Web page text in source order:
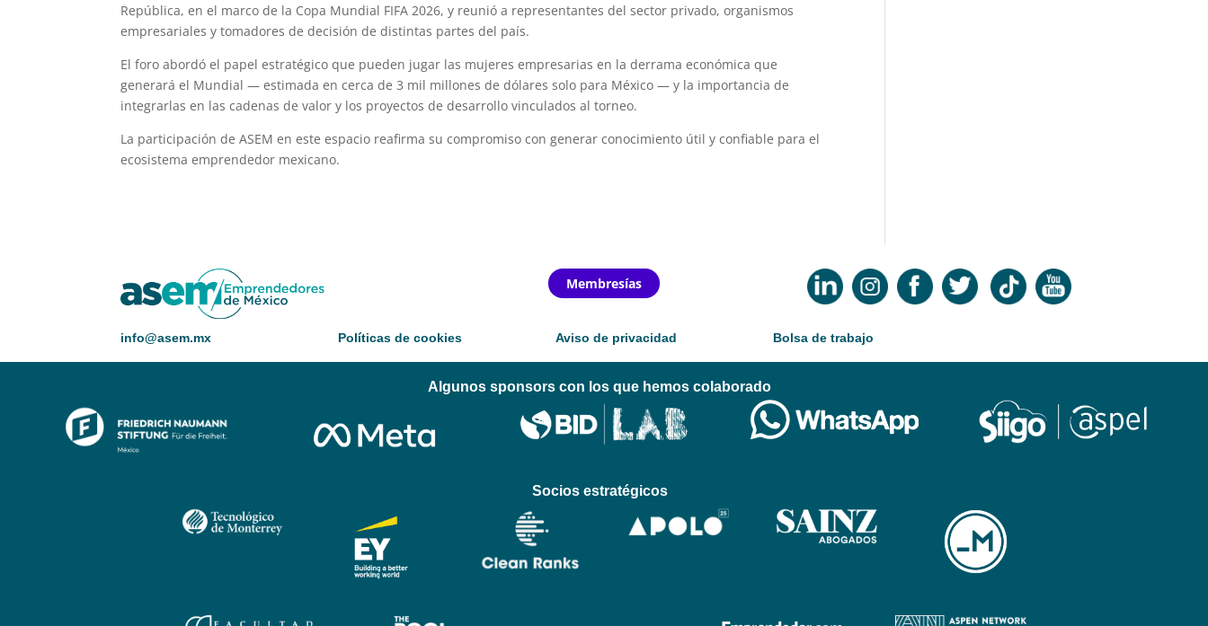
República, en el marco de la Copa Mundial FIFA 2026, y reunió a representantes del sector privado, organismos
empresariales y tomadores de decisión de distintas partes del país.
El foro abordó el papel estratégico que pueden jugar las mujeres empresarias en la derrama económica que
generará el Mundial — estimada en cerca de 3 mil millones de dólares solo para México — y la importancia de
integrarlas en las cadenas de valor y los proyectos de desarrollo vinculados al torneo.
La participación de ASEM en este espacio reafirma su compromiso con generar conocimiento útil y confiable para el
ecosistema emprendedor mexicano.
Membresías
info@asem.mx Políticas de cookies Aviso de privacidad Bolsa de trabajo
Algunos sponsors con los que hemos colaborado
Socios estratégicos